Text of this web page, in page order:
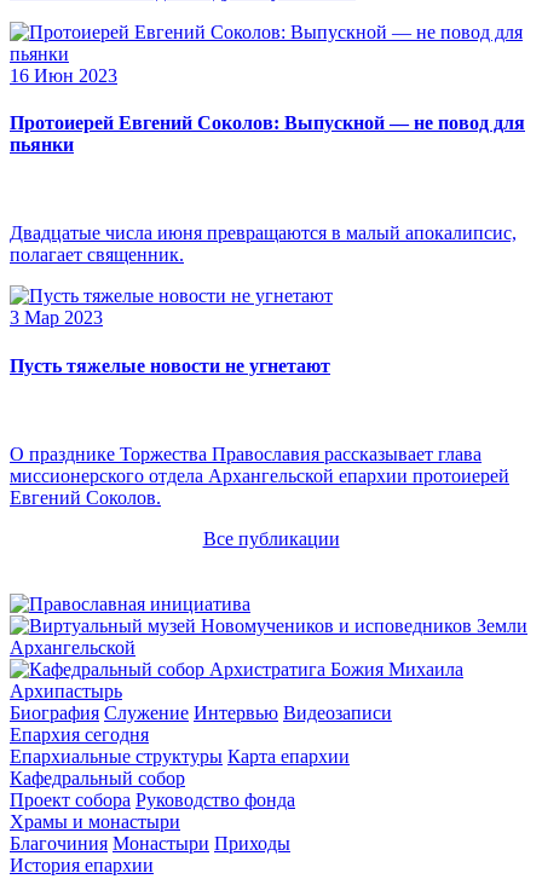
16 Июн 2023
Протоиерей Евгений Соколов: Выпускной — не повод для
пьянки
Двадцатые числа июня превращаются в малый апокалипсис,
полагает священник.
3 Мар 2023
Пусть тяжелые новости не угнетают
О празднике Торжества Православия рассказывает глава
миссионерского отдела Архангельской епархии протоиерей
Евгений Соколов.
Все публикации
Архипастырь
Биография Служение Интервью Видеозаписи
Епархия сегодня
Епархиальные структуры Карта епархии
Кафедральный собор
Проект собора Руководство фонда
Храмы и монастыри
Благочиния Монастыри Приходы
История епархии